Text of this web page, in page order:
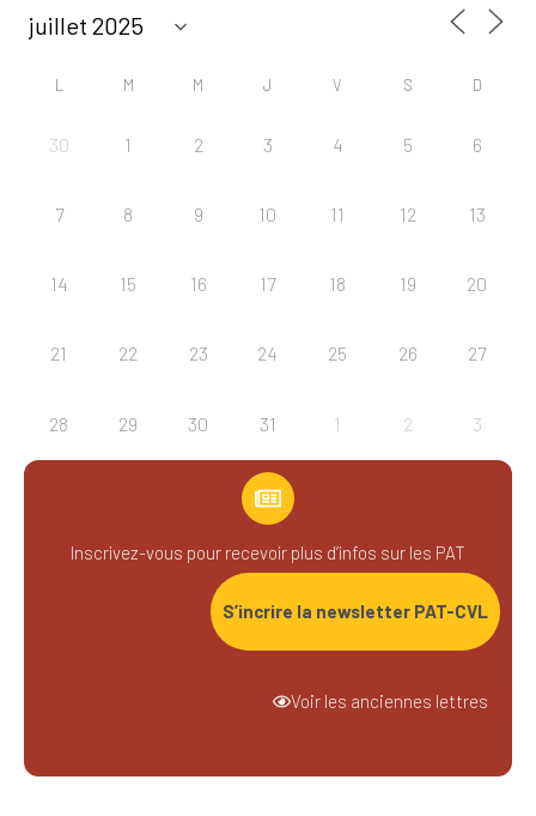
L M M J V S D
30 1 2 3 4 5 6
7 8 9 10 11 12 13
14 15 16 17 18 19 20
21 22 23 24 25 26 27
28 29 30 31 1 2 3
Inscrivez-vous pour recevoir plus d’infos sur les PAT
S’incrire la newsletter PAT-CVL
Voir les anciennes lettres